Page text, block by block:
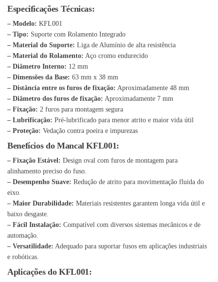
Especificações Técnicas:
– Modelo: KFL001
– Tipo: Suporte com Rolamento Integrado
– Material do Suporte: Liga de Alumínio de alta resistência
– Material do Rolamento: Aço cromo endurecido
– Diâmetro Interno: 12 mm
– Dimensões da Base: 63 mm x 38 mm
– Distância entre os furos de fixação: Aproximadamente 48 mm
– Diâmetro dos furos de fixação: Aproximadamente 7 mm
– Fixação: 2 furos para montagem segura
– Lubrificação: Pré-lubrificado para menor atrito e maior vida útil
– Proteção: Vedação contra poeira e impurezas
Benefícios do Mancal KFL001:
– Fixação Estável: Design oval com furos de montagem para
alinhamento preciso do fuso.
– Desempenho Suave: Redução de atrito para movimentação fluida do
eixo.
– Maior Durabilidade: Materiais resistentes garantem longa vida útil e
baixo desgaste.
– Fácil Instalação: Compatível com diversos sistemas mecânicos e de
automação.
– Versatilidade: Adequado para suportar fusos em aplicações industriais
e robóticas.
Aplicações do KFL001: